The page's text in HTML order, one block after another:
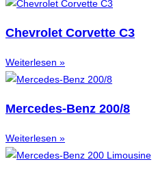
Chevrolet Corvette C3
Weiterlesen »
Mercedes-Benz 200/8
Weiterlesen »